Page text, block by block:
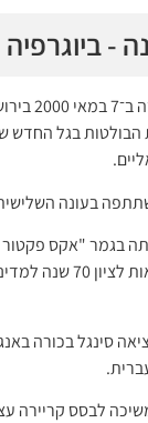
- ביוגרפיה
עדן
בגל החדש
2018 זכתה בגמר
הדלקת